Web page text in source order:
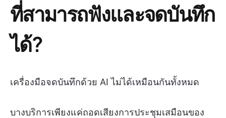
ที่สามารถฟังและจดบันทึก
ได้?
เครื่องมือจดบันทึกด้วย AI ไม่ได้เหมือนกันทั้งหมด
บางบริการเพียงแค่ถอดเสียงการประชุมเสมือนของ